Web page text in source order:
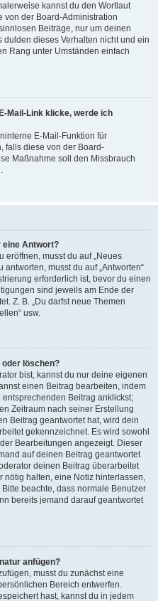
kannst du den Wortlaut
von der Board-Administration
Beiträge, nur um deinen
dieses Verhalten nicht und ein
Rang unter Umständen einfach
Mail-Link klicke, werde ich
E-Mail-Funktion für
falls diese von der Board-
Maßnahme soll den Missbrauch
eine Antwort?
eröffnen, musst du auf „Neues
musst du auf „Antworten“
erforderlich ist, bevor du einen
sind jeweils am Ende der
Z. B. „Du darfst neue Themen
usw.
oder löschen?
bist, kannst du nur deine eigenen
einen Beitrag bearbeiten, indem
entsprechenden Beitrag anklickst;
Zeitraum nach seiner Erstellung
Beitrag geantwortet hat, wird dein
gekennzeichnet. Es wird sowohl
Bearbeitungen angezeigt. Dieser
auf deinen Beitrag geantwortet
deinen Beitrag überarbeitet
nötig halten, eine Notiz hinterlassen,
beachte, dass normale Benutzer
bereits jemand darauf geantwortet
anfügen?
musst du zunächst eine
Bereich entwerfen.
hast, kannst du in jedem